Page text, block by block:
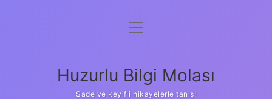
Anasayfa
Yasal Uyarı
menüyü
Huzurlu Bilgi Molası
Sade ve keyifli hikayelerle tanış!